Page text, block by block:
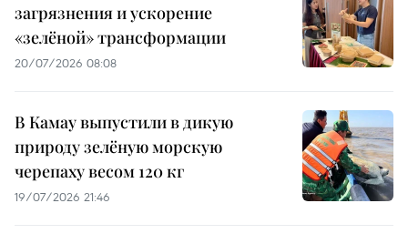
загрязнения и ускорение
«зелёной» трансформации
20/07/2026 08:08
В Камау выпустили в дикую
природу зелёную морскую
черепаху весом 120 кг
19/07/2026 21:46